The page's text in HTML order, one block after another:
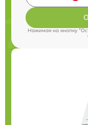
Нажимая на кнопку